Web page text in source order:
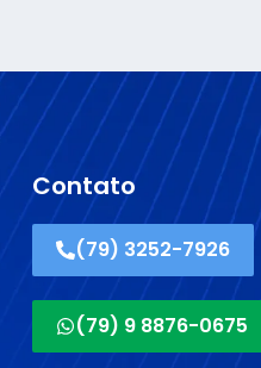
Contato
(79) 3252-7926
(79) 9 8876-0675